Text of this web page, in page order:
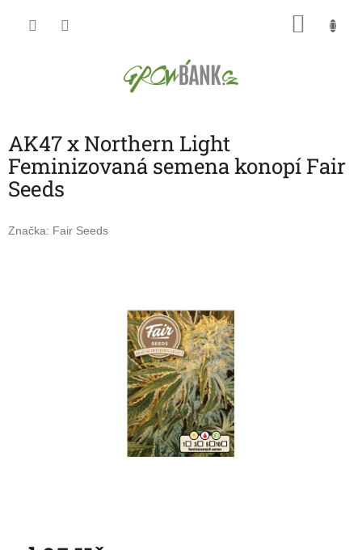
AK47 x Northern Light
Feminizovaná semena konopí Fair
Seeds
Značka: Fair Seeds